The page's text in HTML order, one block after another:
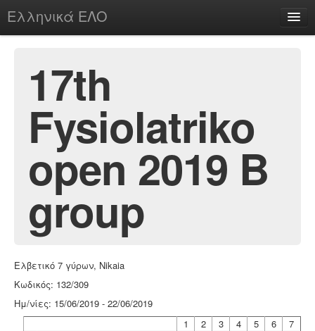
Ελληνικά ΕΛΟ
chesstu.be @ discord
Login
17th
Fysiolatriko
open 2019 B
group
Ελβετικό 7 γύρων, Nikaia
Κωδικός: 132/309
Ημ/νίες: 15/06/2019 - 22/06/2019
1
2 3 4 5 6
7